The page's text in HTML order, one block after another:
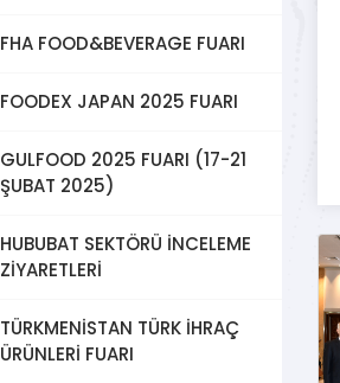
FHA FOOD&BEVERAGE FUARI
FOODEX JAPAN 2025 FUARI
GULFOOD 2025 FUARI (17-21
ŞUBAT 2025)
HUBUBAT SEKTÖRÜ İNCELEME
ZİYARETLERİ
TÜRKMENİSTAN TÜRK İHRAÇ
ÜRÜNLERİ FUARI